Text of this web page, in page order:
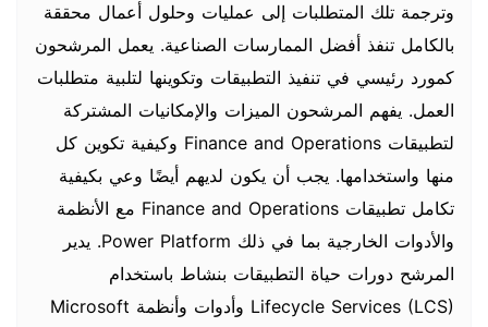
وترجمة تلك المتطلبات إلى عمليات وحلول أعمال محققة
بالكامل تنفذ أفضل الممارسات الصناعية. يعمل المرشحون
كمورد رئيسي في تنفيذ التطبيقات وتكوينها لتلبية متطلبات
العمل. يفهم المرشحون الميزات والإمكانيات المشتركة
لتطبيقات Finance and Operations وكيفية تكوين كل
منها واستخدامها. يجب أن يكون لديهم أيضًا وعي بكيفية
تكامل تطبيقات Finance and Operations مع الأنظمة
والأدوات الخارجية بما في ذلك Power Platform. يدير
المرشح دورات حياة التطبيقات بنشاط باستخدام
Lifecycle Services (LCS) وأدوات وأنظمة Microsoft